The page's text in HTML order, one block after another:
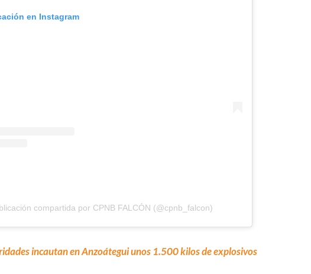
en Instagram
compartida por CPNB FALCÓN (@cpnb_falcon)
incautan en Anzoátegui unos 1.500 kilos de explosivos